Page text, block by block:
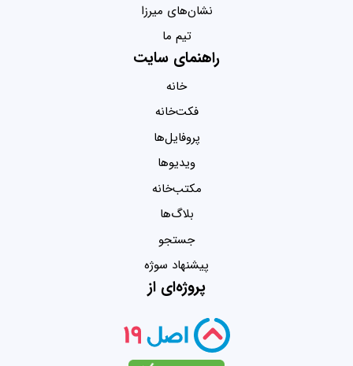
نشان‌های میرزا
تیم ما
راهنمای سایت
خانه
فکت‌خانه
پروفایل‌ها
ویدیو‌ها
مکتب‌خانه
بلاگ‌ها
جستجو
پیشنهاد سوژه
پروژه‌ای از